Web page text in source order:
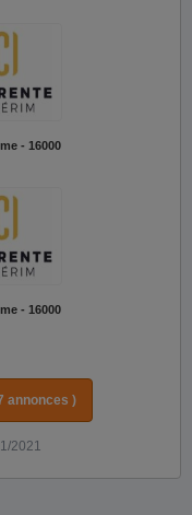
- 16000
- 16000
annonces )
2021